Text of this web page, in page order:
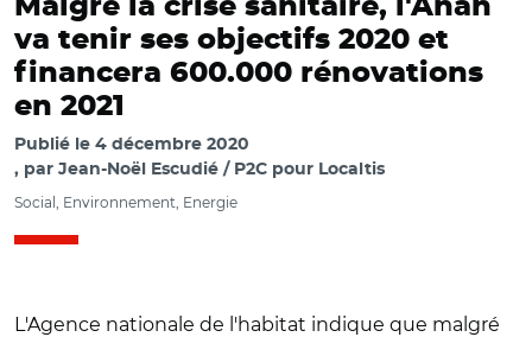
Malgré la crise sanitaire, l'Anah
va tenir ses objectifs 2020 et
financera 600.000 rénovations
en 2021
Publié le 4 décembre 2020
par Jean-Noël Escudié / P2C pour Localtis
Social, Environnement, Energie
L'Agence nationale de l'habitat indique que malgré